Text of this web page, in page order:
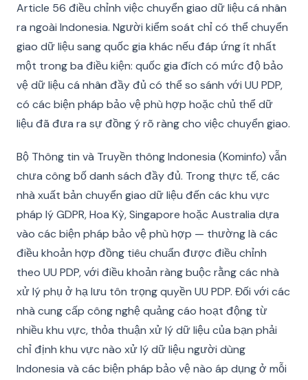
Article 56 điều chỉnh việc chuyển giao dữ liệu cá nhân
ra ngoài Indonesia. Người kiểm soát chỉ có thể chuyển
giao dữ liệu sang quốc gia khác nếu đáp ứng ít nhất
một trong ba điều kiện: quốc gia đích có mức độ bảo
vệ dữ liệu cá nhân đầy đủ có thể so sánh với UU PDP,
có các biện pháp bảo vệ phù hợp hoặc chủ thể dữ
liệu đã đưa ra sự đồng ý rõ ràng cho việc chuyển giao.
Bộ Thông tin và Truyền thông Indonesia (Kominfo) vẫn
chưa công bố danh sách đầy đủ. Trong thực tế, các
nhà xuất bản chuyển giao dữ liệu đến các khu vực
pháp lý GDPR, Hoa Kỳ, Singapore hoặc Australia dựa
vào các biện pháp bảo vệ phù hợp — thường là các
điều khoản hợp đồng tiêu chuẩn được điều chỉnh
theo UU PDP, với điều khoản ràng buộc rằng các nhà
xử lý phụ ở hạ lưu tôn trọng quyền UU PDP. Đối với các
nhà cung cấp công nghệ quảng cáo hoạt động từ
nhiều khu vực, thỏa thuận xử lý dữ liệu của bạn phải
chỉ định khu vực nào xử lý dữ liệu người dùng
Indonesia và các biện pháp bảo vệ nào áp dụng ở mỗi